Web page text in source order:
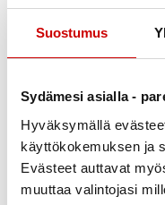
Suostumus
Sydämesi asialla -
Hyväksymällä
käyttökokemuksen ja
Evästeet auttavat
muuttaa valintojasi
kunnioittamisena,
haluna huolehtia
lapsuudessa ja
ilmetä matkan
elämänmuutoksiin
tai elämäntapojen
keho muuttuu